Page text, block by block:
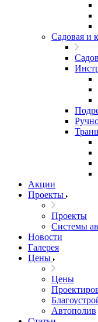
Садовая и
Акции
Проекты
Проекты
Системы
Новости
Галерея
Цены
Цены
Автополив